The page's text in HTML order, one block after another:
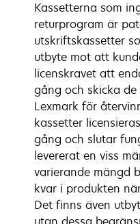
Kassetterna som
returprogram är
utskriftskassetter
utbyte mot att
licenskravet att
gång och skicka
Lexmark för
kassetter
gång och slutar
levererat en viss
varierande mängd
kvar i produkten
Det finns även